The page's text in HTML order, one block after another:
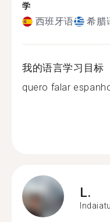
学
西班牙语 希腊
我的语言学习目标
quero falar
L.